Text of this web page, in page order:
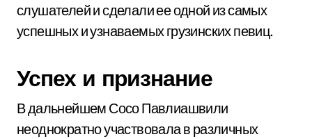
слушателей и сделали ее одной из самых
успешных и узнаваемых грузинских певиц.
Успех и признание
В дальнейшем Сосо Павлиашвили
неоднократно участвовала в различных